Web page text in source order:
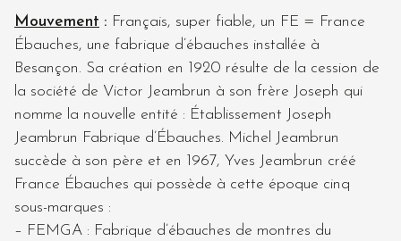
Mouvement : Français, super fiable, un FE = France
Ébauches, une fabrique d’ébauches installée à
Besançon. Sa création en 1920 résulte de la cession de
la société de Victor Jeambrun à son frère Joseph qui
nomme la nouvelle entité : Établissement Joseph
Jeambrun Fabrique d’Ébauches. Michel Jeambrun
succède à son père et en 1967, Yves Jeambrun créé
France Ébauches qui possède à cette époque cinq
sous-marques :
– FEMGA : Fabrique d’ébauches de montres du